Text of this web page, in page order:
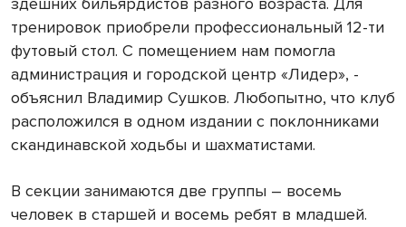
тренировок приобрели профессиональный 12-ти
футовый стол. С помещением нам помогла
администрация и городской центр «Лидер», -
объяснил Владимир Сушков. Любопытно, что клуб
расположился в одном издании с поклонниками
скандинавской ходьбы и шахматистами.
В секции занимаются две группы – восемь
человек в старшей и восемь ребят в младшей.